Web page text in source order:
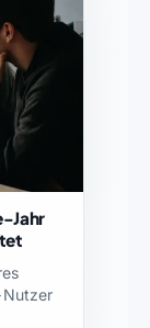
Jahr
Nutzer